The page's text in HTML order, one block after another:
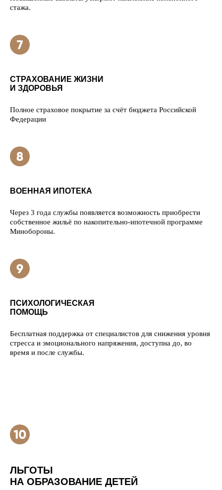
стажа.
СТРАХОВАНИЕ ЖИЗНИ
И ЗДОРОВЬЯ
Полное страховое покрытие за счёт бюджета Российской
Федерации
ВОЕННАЯ ИПОТЕКА
Через 3 года службы появляется возможность приобрести
собственное жильё по накопительно-ипотечной программе
Минобороны.
ПСИХОЛОГИЧЕСКАЯ
ПОМОЩЬ
Бесплатная поддержка от специалистов для снижения уровня
стресса и эмоционального напряжения, доступна до, во
время и после службы.
ЛЬГОТЫ
НА ОБРАЗОВАНИЕ ДЕТЕЙ